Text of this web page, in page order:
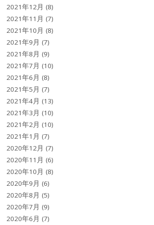
2021年12月 (8)
2021年11月 (7)
2021年10月 (8)
2021年9月 (7)
2021年8月 (9)
2021年7月 (10)
2021年6月 (8)
2021年5月 (7)
2021年4月 (13)
2021年3月 (10)
2021年2月 (10)
2021年1月 (7)
2020年12月 (7)
2020年11月 (6)
2020年10月 (8)
2020年9月 (6)
2020年8月 (5)
2020年7月 (9)
2020年6月 (7)